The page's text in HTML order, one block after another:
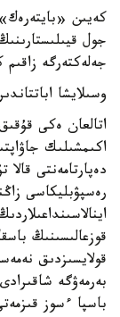
كەيىن
جول
جەلەكتەرگە
وسىلايشا
اتالعان ەكى
اكىمشىلىك
دەپارتامەنتى
رەسپۋبليكاسى
قوزعالىسىنىڭ
قولايسىزدىق
بەرمەۋگە
باسپا ءسوز